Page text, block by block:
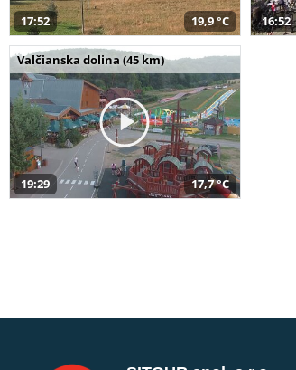
17:52 19,9 °C 16:52
Valčianska dolina (45 km)
19:29 17,7 °C